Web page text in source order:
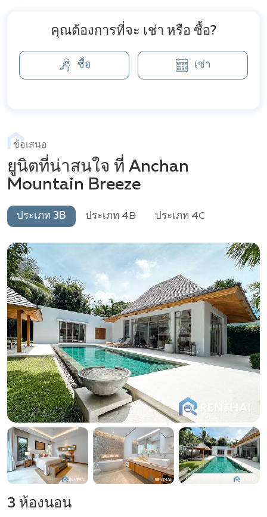
คุณต้องการที่จะ เช่า หรือ ซื้อ?
ซื้อ เช่า
ข้อเสนอ
ยูนิตที่น่าสนใจ ที่ Anchan
Mountain Breeze
ประเภท 3B ประเภท 4B ประเภท 4C
3 ห้องนอน